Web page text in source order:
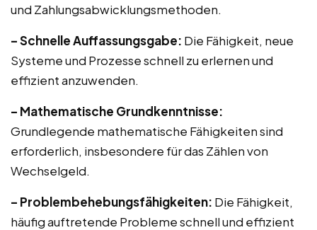
und Zahlungsabwicklungsmethoden.
– Schnelle Auffassungsgabe: Die Fähigkeit, neue
Systeme und Prozesse schnell zu erlernen und
effizient anzuwenden.
– Mathematische Grundkenntnisse:
Grundlegende mathematische Fähigkeiten sind
erforderlich, insbesondere für das Zählen von
Wechselgeld.
– Problembehebungsfähigkeiten: Die Fähigkeit,
häufig auftretende Probleme schnell und effizient